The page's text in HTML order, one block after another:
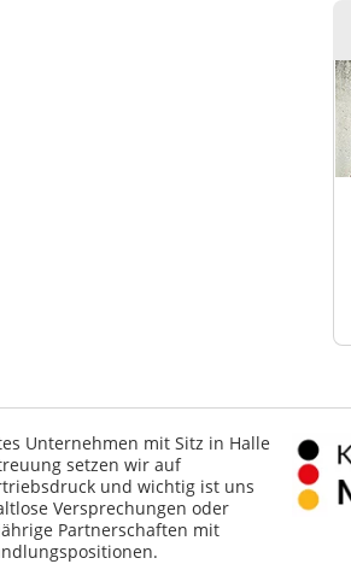
Unternehmen mit Sitz in Halle
setzen wir auf
und wichtig ist uns
Versprechungen oder
Partnerschaften mit